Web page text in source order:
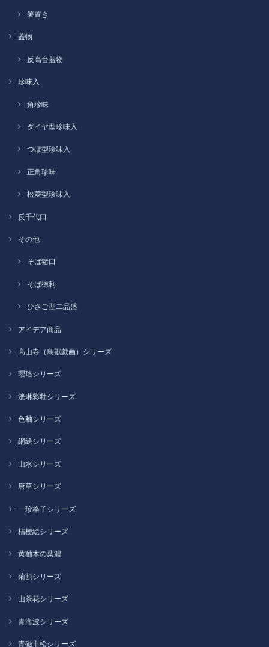
箸置き
蓋物
反高台蓋物
珍味入
角珍味
ダイヤ型珍味入
つぼ型珍味入
正角珍味
松菱型珍味入
反千代口
その他
そば猪口
そば徳利
ひさご型二品盛
アイデア商品
高山寺（鳥獣戯画）シリーズ
瓔珞シリーズ
洸琳彩釉シリーズ
色釉シリーズ
網絵シリーズ
山水シリーズ
唐草シリーズ
一珍格子シリーズ
桔梗絵シリーズ
黄釉木の葉濃
菊割シリーズ
山茶花シリーズ
青海波シリーズ
青磁市松シリーズ